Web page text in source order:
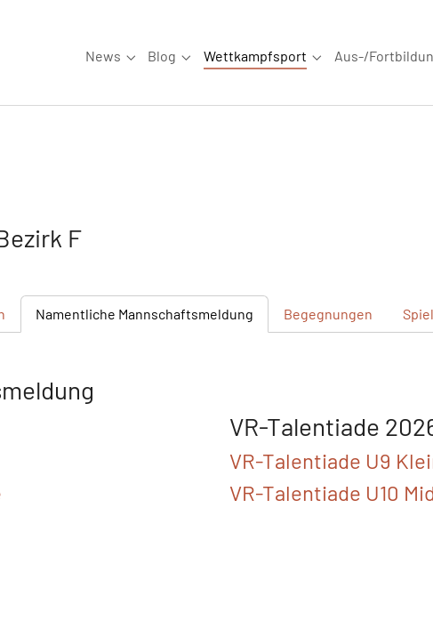
News
Submenu for "News"
Blog
Submenu for "Blog"
Wettkampfsport
Submenu for
Aus-/
F
Namentliche Mannschaftsmeldung Begegnungen
VR-Talentiade
VR-Talentiade U9
VR-Talentiade U10